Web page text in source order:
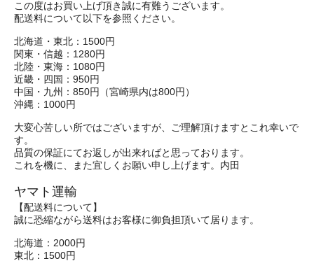
この度はお買い上げ頂き誠に有難うございます。
配送料について以下を参照ください。
北海道・東北：1500円
関東・信越：1280円
北陸・東海：1080円
近畿・四国：950円
中国・九州：850円（宮崎県内は800円）
沖縄：1000円
大変心苦しい所ではございますが、ご理解頂けますとこれ幸いで
す。
品質の保証にてお返しが出来ればと思っております。
これを機に、また宜しくお願い申し上げます。内田
ヤマト運輸
【配送料について】
誠に恐縮ながら送料はお客様に御負担頂いて居ります。
北海道：2000円
東北：1500円